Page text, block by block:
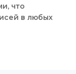
что
в любых